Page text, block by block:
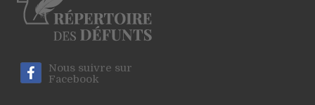
Nous suivre sur
Facebook